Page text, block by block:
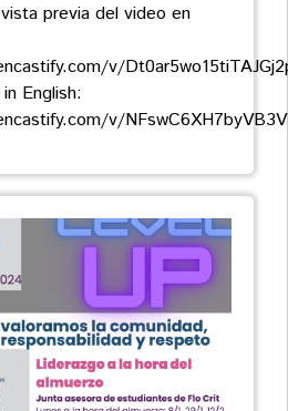
previa del video en
v/
English:
v/